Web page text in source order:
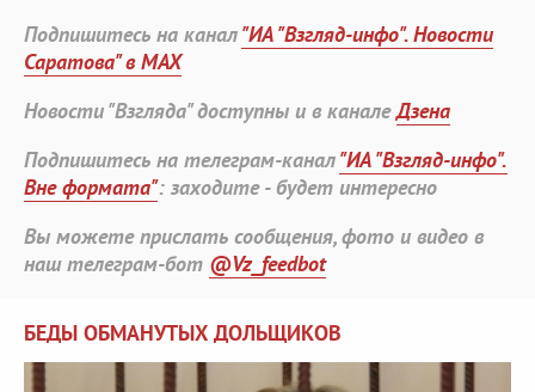
Подпишитесь на канал"ИА "Взгляд-инфо". Новости
Саратова" в MAX
Новости "Взгляда" доступны и в каналеДзена
Подпишитесь на телеграм-канал"ИА "Взгляд-инфо".
Вне формата": заходите - будет интересно
Вы можете прислать сообщения, фото и видео в
наш телеграм-бот @Vz_feedbot
БЕДЫ ОБМАНУТЫХ ДОЛЬЩИКОВ